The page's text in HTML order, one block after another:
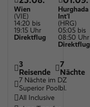
Wien
(VIE)
14:20 bis
19:15 Uhr
Direktflug
Hurghada
Int'l
(HRG)
05:05 bis
08:50 Uhr
Direktflug
3
Reisende
7
Nächte
7 Nächte im DZ
Superior Poolbl.
All Inclusive